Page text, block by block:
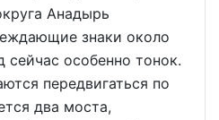
Анадырь
знаки около
сейчас особенно тонок.
передвигаться по
два моста,